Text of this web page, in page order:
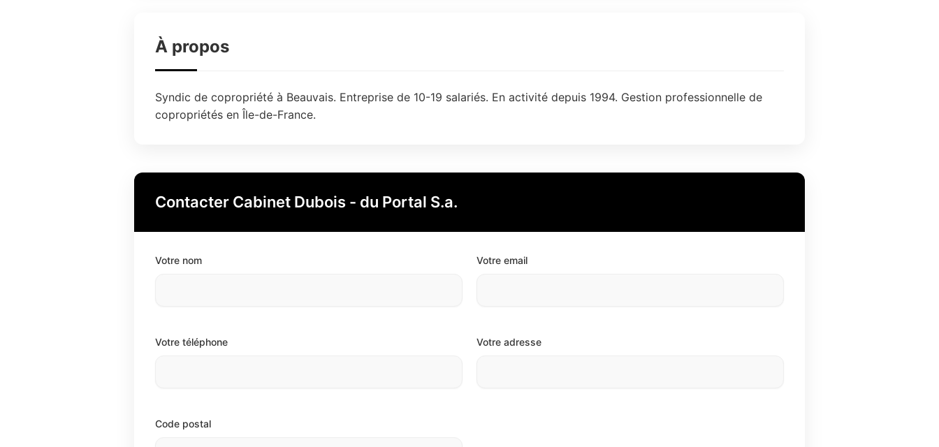
À propos
Syndic de copropriété à Beauvais. Entreprise de 10-19 salariés. En activité depuis 1994. Gestion professionnelle de
copropriétés en Île-de-France.
Contacter Cabinet Dubois - du Portal S.a.
Votre nom Votre email
Votre téléphone Votre adresse
Code postal